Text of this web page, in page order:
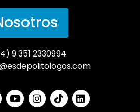
9 351 2330994